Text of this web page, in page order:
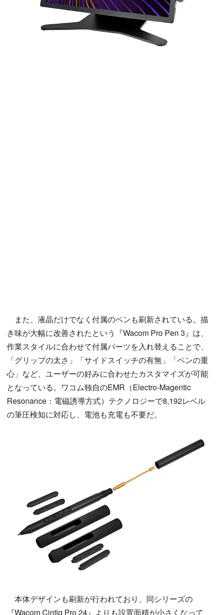
また、液晶だけでなく付属のペンも刷新されている。描
き味が大幅に改善されたという『Wacom Pro Pen 3』は、
作業スタイルに合わせて付属パーツを入れ替えることで、
「グリップの太さ」「サイドスイッチの有無」「ペンの重
心」など、ユーザーの好みに合わせたカスタマイズが可能
となっている。ワコム独自のEMR（Electro-Magentic
Resonance：電磁誘導方式）テクノロジーで8,192レベル
の筆圧検知に対応し、電池も充電も不要だ。
本体デザインも刷新が行われており、同シリーズの
『Wacom Cintiq Pro 24』よりも設置面積が小さくなって